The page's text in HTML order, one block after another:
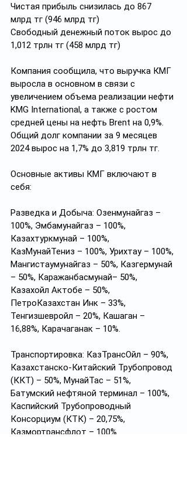
Чистая прибыль снизилась до 867
млрд тг (946 млрд тг)
Свободный денежный поток вырос до
1,012 трлн тг (458 млрд тг)
Компания сообщила, что выручка КМГ
выросла в основном в связи с
увеличением объема реализации нефти
KMG International, а также с ростом
средней цены на нефть Brent на 0,9%.
Общий долг компании за 9 месяцев
2024 вырос на 1,7% до 3,819 трлн тг.
Основные активы КМГ включают в
себя:
Разведка и Добыча: Озенмунайгаз –
100%, Эмбамунайгаз – 100%,
Казахтуркмунай – 100%,
КазМунайТениз – 100%, Урихтау – 100%,
Мангистаумунайгаз – 50%, Казгермунай
– 50%, Каражанбасмунай– 50%,
Казахойл Актобе – 50%,
ПетроКазахстан Инк – 33%,
Тенгизшевройл – 20%, Кашаган –
16,88%, Карачаганак – 10%.
Транспортировка: КазТрансОйл – 90%,
Казахстанско-Китайский Трубопровод
(ККТ) – 50%, МунайТас – 51%,
Батумский нефтяной терминал – 100%,
Каспийский Трубопроводный
Консорциум (КТК) – 20,75%,
Казмортрансфлот – 100%.